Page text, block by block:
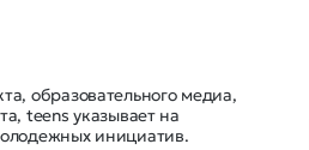
образовательного медиа,
teens указывает на
инициатив.